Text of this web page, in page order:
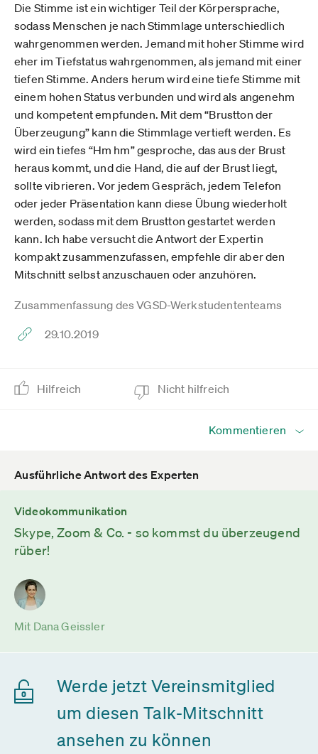
Die Stimme ist ein wichtiger Teil der Körpersprache,
sodass Menschen je nach Stimmlage unterschiedlich
wahrgenommen werden. Jemand mit hoher Stimme wird
eher im Tiefstatus wahrgenommen, als jemand mit einer
tiefen Stimme. Anders herum wird eine tiefe Stimme mit
einem hohen Status verbunden und wird als angenehm
und kompetent empfunden. Mit dem “Brustton der
Überzeugung” kann die Stimmlage vertieft werden. Es
wird ein tiefes “Hm hm” gesproche, das aus der Brust
heraus kommt, und die Hand, die auf der Brust liegt,
sollte vibrieren. Vor jedem Gespräch, jedem Telefon
oder jeder Präsentation kann diese Übung wiederholt
werden, sodass mit dem Brustton gestartet werden
kann. Ich habe versucht die Antwort der Expertin
kompakt zusammenzufassen, empfehle dir aber den
Mitschnitt selbst anzuschauen oder anzuhören.
Zusammenfassung des VGSD-Werkstudententeams
29.10.2019
Hilfreich Nicht hilfreich
Kommentieren
Ausführliche Antwort des Experten
Videokommunikation
Skype, Zoom & Co. - so kommst du überzeugend
rüber!
Mit Dana Geissler
Werde jetzt Vereinsmitglied
um diesen Talk-Mitschnitt
ansehen zu können